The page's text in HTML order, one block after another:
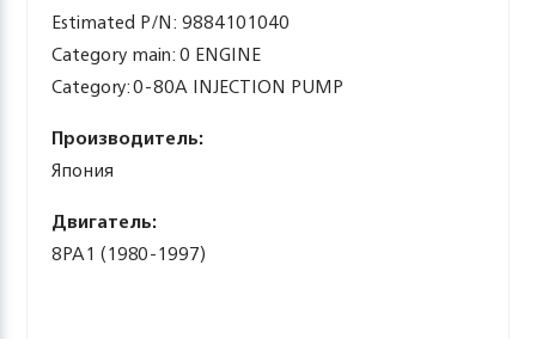
Estimated P/N: 9884101040
Category main: 0 ENGINE
Category: 0-80A INJECTION PUMP
Производитель:
Япония
Двигатель:
8PA1 (1980-1997)